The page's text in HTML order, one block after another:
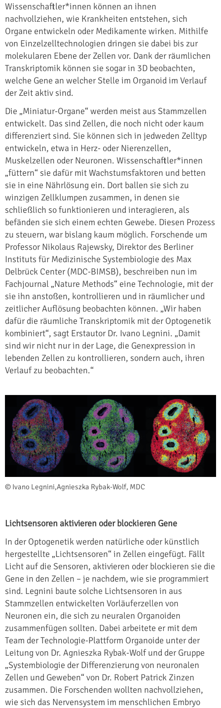
Wissenschaftler*innen können an ihnen
nachvollziehen, wie Krankheiten entstehen, sich
Organe entwickeln oder Medikamente wirken. Mithilfe
von Einzelzelltechnologien dringen sie dabei bis zur
molekularen Ebene der Zellen vor. Dank der räumlichen
Transkriptomik können sie sogar in 3D beobachten,
welche Gene an welcher Stelle im Organoid im Verlauf
der Zeit aktiv sind.
Die „Miniatur-Organe“ werden meist aus Stammzellen
entwickelt. Das sind Zellen, die noch nicht oder kaum
differenziert sind. Sie können sich in jedweden Zelltyp
entwickeln, etwa in Herz- oder Nierenzellen,
Muskelzellen oder Neuronen. Wissenschaftler*innen
„füttern“ sie dafür mit Wachstumsfaktoren und betten
sie in eine Nährlösung ein. Dort ballen sie sich zu
winzigen Zellklumpen zusammen, in denen sie
schließlich so funktionieren und interagieren, als
befänden sie sich einem echten Gewebe. Diesen Prozess
zu steuern, war bislang kaum möglich. Forschende um
Professor Nikolaus Rajewsky, Direktor des Berliner
Instituts für Medizinische Systembiologie des Max
Delbrück Center (MDC-BIMSB), beschreiben nun im
Fachjournal „Nature Methods“ eine Technologie, mit der
sie ihn anstoßen, kontrollieren und in räumlicher und
zeitlicher Auflösung beobachten können. „Wir haben
dafür die räumliche Transkriptomik mit der Optogenetik
kombiniert“, sagt Erstautor Dr. Ivano Legnini. „Damit
sind wir nicht nur in der Lage, die Genexpression in
lebenden Zellen zu kontrollieren, sondern auch, ihren
Verlauf zu beobachten.“
© Ivano Legnini,Agnieszka Rybak-Wolf, MDC
Lichtsensoren aktivieren oder blockieren Gene
In der Optogenetik werden natürliche oder künstlich
hergestellte „Lichtsensoren“ in Zellen eingefügt. Fällt
Licht auf die Sensoren, aktivieren oder blockieren sie die
Gene in den Zellen – je nachdem, wie sie programmiert
sind. Legnini baute solche Lichtsensoren in aus
Stammzellen entwickelten Vorläuferzellen von
Neuronen ein, die sich zu neuralen Organoiden
zusammenfügen sollten. Dabei arbeitete er mit dem
Team der Technologie-Plattform Organoide unter der
Leitung von Dr. Agnieszka Rybak-Wolf und der Gruppe
„Systembiologie der Differenzierung von neuronalen
Zellen und Geweben“ von Dr. Robert Patrick Zinzen
zusammen. Die Forschenden wollten nachvollziehen,
wie sich das Nervensystem im menschlichen Embryo